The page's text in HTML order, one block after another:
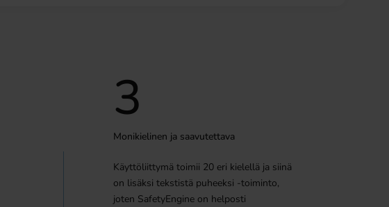
3
Monikielinen ja saavutettava
Käyttöliittymä toimii 20 eri kielellä ja siinä
on lisäksi tekstistä puheeksi -toiminto,
joten SafetyEngine on helposti